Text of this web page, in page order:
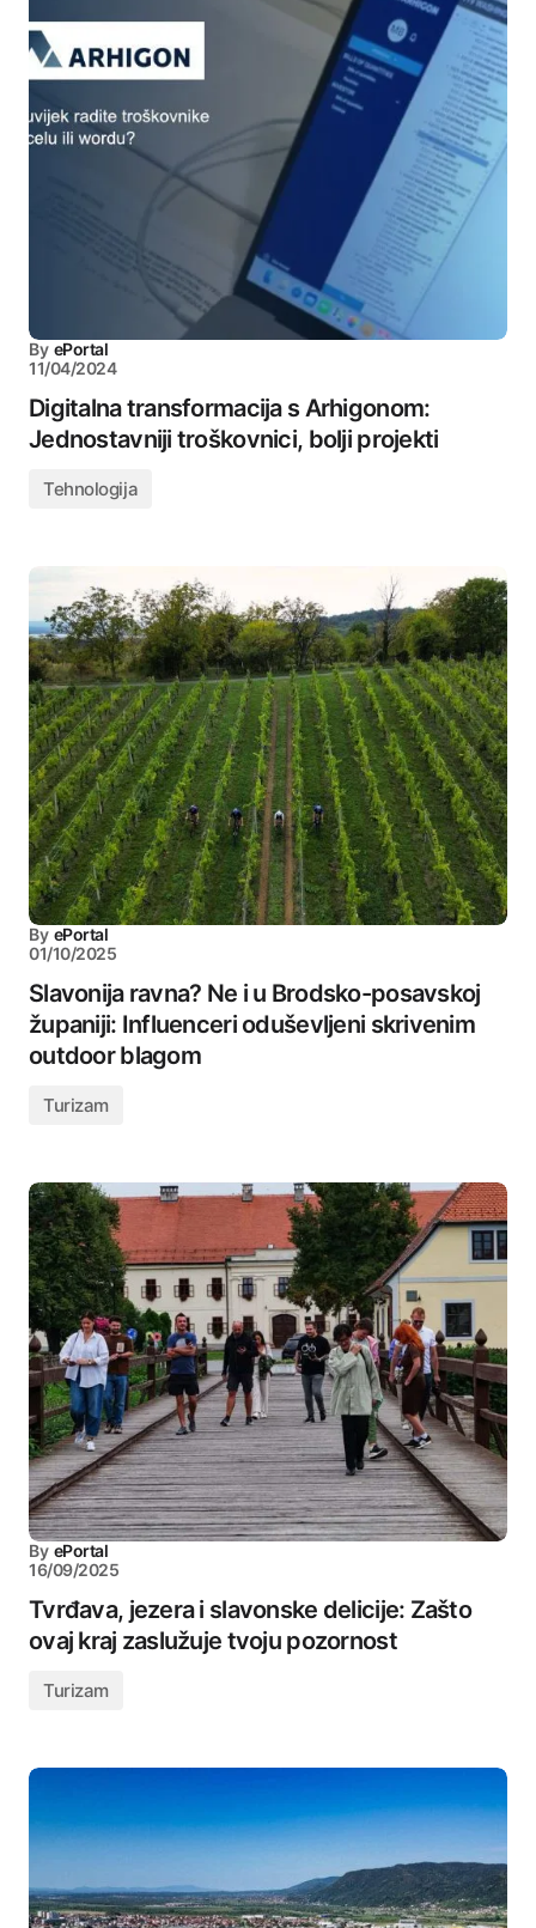
By ePortal
11/04/2024
Digitalna transformacija s Arhigonom:
Jednostavniji troškovnici, bolji projekti
Tehnologija
By ePortal
01/10/2025
Slavonija ravna? Ne i u Brodsko-posavskoj
županiji: Influenceri oduševljeni skrivenim
outdoor blagom
Turizam
By ePortal
16/09/2025
Tvrđava, jezera i slavonske delicije: Zašto
ovaj kraj zaslužuje tvoju pozornost
Turizam